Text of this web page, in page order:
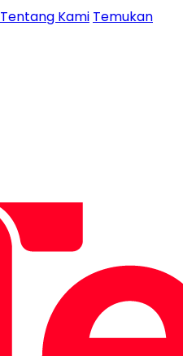
Tentang Kami Temukan